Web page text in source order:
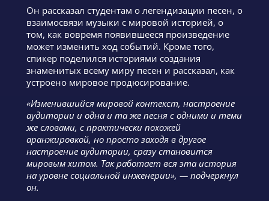
Он рассказал студентам о легендизации песен, о
взаимосвязи музыки с мировой историей, о
том, как вовремя появившееся произведение
может изменить ход событий. Кроме того,
спикер поделился историями создания
знаменитых всему миру песен и рассказал, как
устроено мировое продюсирование.
«Изменившийся мировой контекст, настроение
аудитории и одна и та же песня с одними и теми
же словами, с практически похожей
аранжировкой, но просто заходя в другое
настроение аудитории, сразу становится
мировым хитом. Так работает вся эта история
на уровне социальной инженерии», — подчеркнул
он.